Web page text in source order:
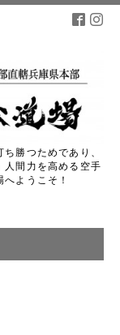
勝つためであり、
人間力を高める空手
ようこそ！